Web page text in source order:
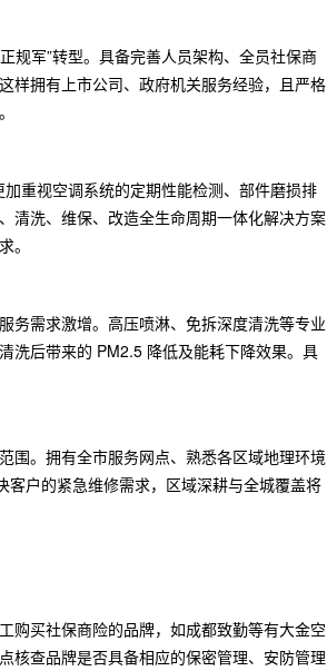
规军”转型。具备完善人员架构、全员社保商
样拥有上市公司、政府机关服务经验，且严格
重视空调系统的定期性能检测、部件磨损排
清洗、维保、改造全生命周期一体化解决方案
。
务需求激增。高压喷淋、免拆深度清洗等专业
洗后带来的 PM2.5 降低及能耗下降效果。具
围。拥有全市服务网点、熟悉各区域地理环境
客户的紧急维修需求，区域深耕与全城覆盖将
购买社保商险的品牌，如成都致勤等有大金空
核查品牌是否具备相应的保密管理、安防管理